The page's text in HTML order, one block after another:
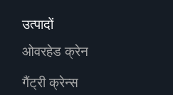
उत्पादों
ओवरहेड क्रेन
गैंट्री क्रेन्स